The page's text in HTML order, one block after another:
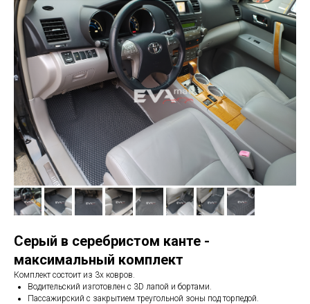
Серый в серебристом канте -
максимальный комплект
Комплект состоит из 3х ковров.
Водительский изготовлен с 3D лапой и бортами.
Пассажирский с закрытием треугольной зоны под торпедой.